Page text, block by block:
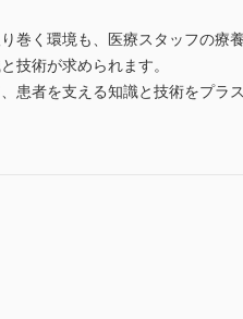
く環境も、医療スタッフの療
技術が求められます。
患者を支える知識と技術をプラ